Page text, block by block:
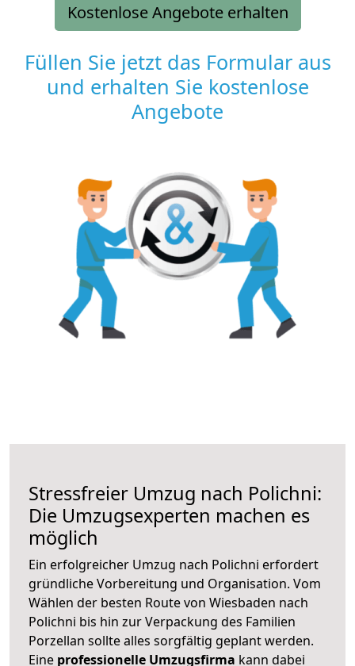
Kostenlose Angebote erhalten
Füllen Sie jetzt das Formular aus
und erhalten Sie kostenlose
Angebote
Stressfreier Umzug nach Polichni:
Die Umzugsexperten machen es
möglich
Ein erfolgreicher Umzug nach Polichni erfordert
gründliche Vorbereitung und Organisation. Vom
Wählen der besten Route von Wiesbaden nach
Polichni bis hin zur Verpackung des Familien
Porzellan sollte alles sorgfältig geplant werden.
Eine professionelle Umzugsfirma kann dabei